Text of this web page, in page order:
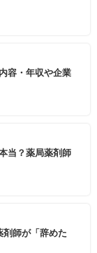
容・年収や企業
当？薬局薬剤師
剤師が「辞めた